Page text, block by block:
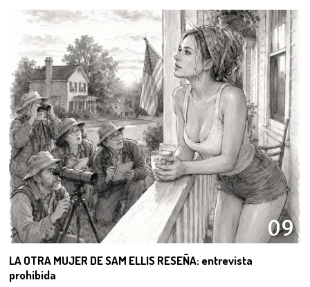
09
LA OTRA MUJER DE SAM ELLIS RESEÑA: entrevista
prohibida